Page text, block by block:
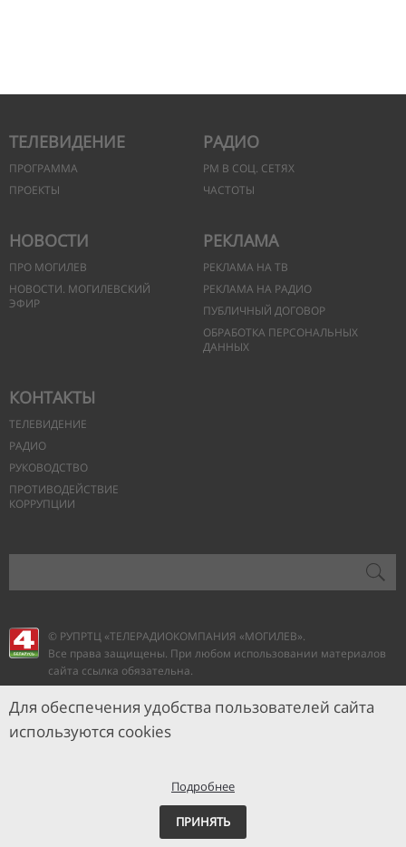
ТЕЛЕВИДЕНИЕ
ПРОГРАММА
ПРОЕКТЫ
РАДИО
РМ В СОЦ. СЕТЯХ
ЧАСТОТЫ
НОВОСТИ
ПРО МОГИЛЕВ
НОВОСТИ. МОГИЛЕВСКИЙ
ЭФИР
РЕКЛАМА
РЕКЛАМА НА ТВ
РЕКЛАМА НА РАДИО
ПУБЛИЧНЫЙ ДОГОВОР
ОБРАБОТКА ПЕРСОНАЛЬНЫХ
ДАННЫХ
КОНТАКТЫ
ТЕЛЕВИДЕНИЕ
РАДИО
РУКОВОДСТВО
ПРОТИВОДЕЙСТВИЕ
КОРРУПЦИИ
© РУПРТЦ «ТЕЛЕРАДИОКОМПАНИЯ «МОГИЛЕВ».
Все права защищены. При любом использовании материалов
сайта ссылка обязательна.
Для обеспечения удобства пользователей сайта
используются cookies
Подробнее
ПРИНЯТЬ